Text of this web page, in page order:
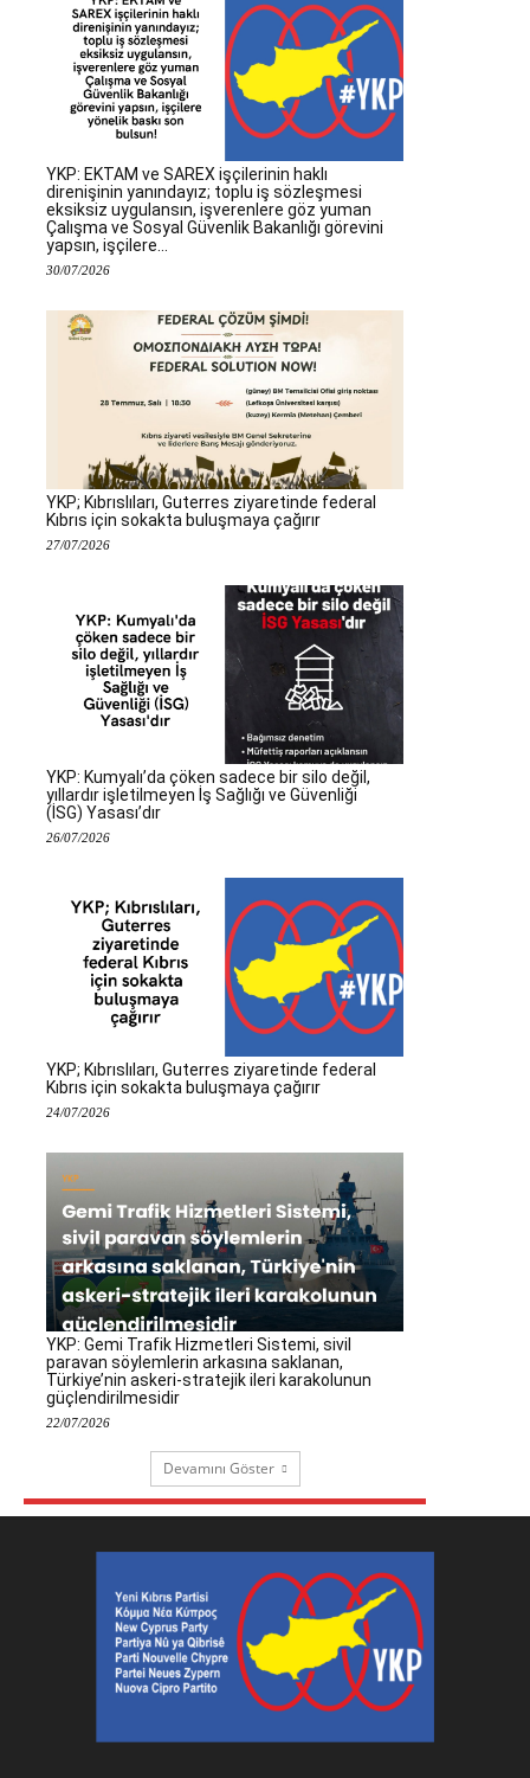
YKP: EKTAM ve SAREX işçilerinin haklı
direnişinin yanındayız; toplu iş sözleşmesi
eksiksiz uygulansın, işverenlere göz yuman
Çalışma ve Sosyal Güvenlik Bakanlığı görevini
yapsın, işçilere...
30/07/2026
YKP; Kıbrıslıları, Guterres ziyaretinde federal
Kıbrıs için sokakta buluşmaya çağırır
27/07/2026
YKP: Kumyalı’da çöken sadece bir silo değil,
yıllardır işletilmeyen İş Sağlığı ve Güvenliği
(İSG) Yasası’dır
26/07/2026
YKP; Kıbrıslıları, Guterres ziyaretinde federal
Kıbrıs için sokakta buluşmaya çağırır
24/07/2026
YKP: Gemi Trafik Hizmetleri Sistemi, sivil
paravan söylemlerin arkasına saklanan,
Türkiye’nin askeri-stratejik ileri karakolunun
güçlendirilmesidir
22/07/2026
Devamını Göster